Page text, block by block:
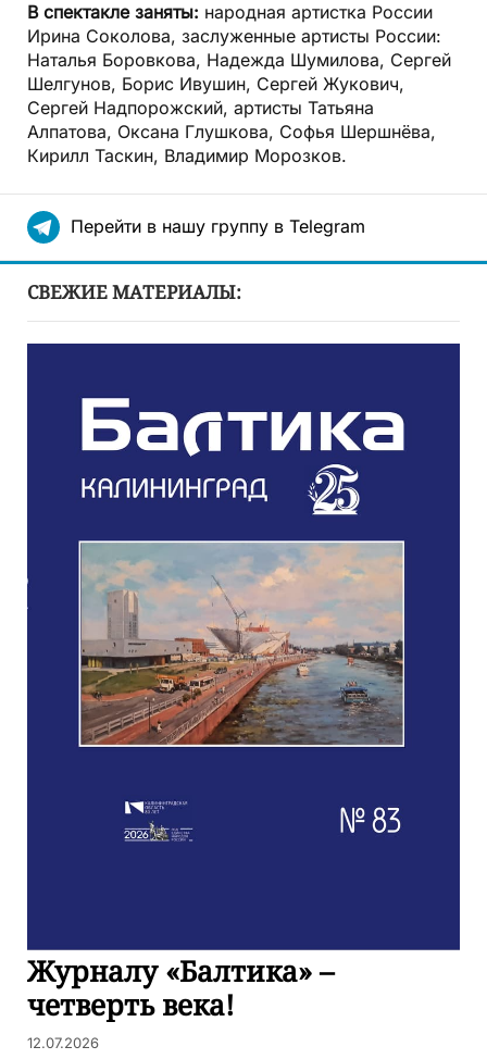
В спектакле заняты: народная артистка России
Ирина Соколова, заслуженные артисты России:
Наталья Боровкова, Надежда Шумилова, Сергей
Шелгунов, Борис Ивушин, Сергей Жукович,
Сергей Надпорожский, артисты Татьяна
Алпатова, Оксана Глушкова, Софья Шершнёва,
Кирилл Таскин, Владимир Морозков.
Перейти в нашу группу в Telegram
СВЕЖИЕ МАТЕРИАЛЫ:
Журналу «Балтика» –
четверть века!
12.07.2026